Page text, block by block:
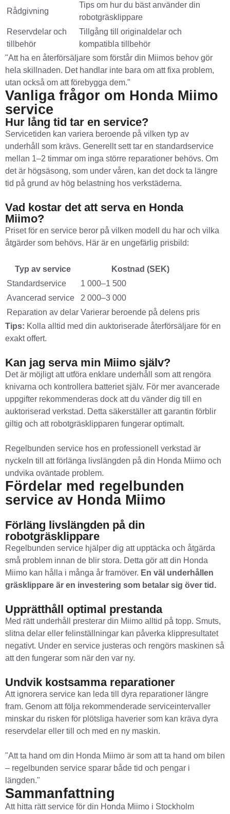
Rådgivning
Tips om hur du bäst använder din
robotgräsklippare
Reservdelar och
tillbehör
Tillgång till originaldelar och
kompatibla tillbehör
"Att ha en återförsäljare som förstår din Miimos behov gör
hela skillnaden. Det handlar inte bara om att fixa problem,
utan också om att förebygga dem."
Vanliga frågor om Honda Miimo
service
Hur lång tid tar en service?
Servicetiden kan variera beroende på vilken typ av
underhåll som krävs. Generellt sett tar en standardservice
mellan 1–2 timmar om inga större reparationer behövs. Om
det är högsäsong, som under våren, kan det dock ta längre
tid på grund av hög belastning hos verkstäderna.
Vad kostar det att serva en Honda
Miimo?
Priset för en service beror på vilken modell du har och vilka
åtgärder som behövs. Här är en ungefärlig prisbild:
Typ av service
Kostnad (SEK)
Standardservice
1 000–1 500
Avancerad service
2 000–3 000
Reparation av delar Varierar beroende på delens pris
Tips: Kolla alltid med din auktoriserade återförsäljare för en
exakt offert.
Kan jag serva min Miimo själv?
Det är möjligt att utföra enklare underhåll som att rengöra
knivarna och kontrollera batteriet själv. För mer avancerade
uppgifter rekommenderas dock att du vänder dig till en
auktoriserad verkstad. Detta säkerställer att garantin förblir
giltig och att robotgräsklipparen fungerar optimalt.
Regelbunden service hos en professionell verkstad är
nyckeln till att förlänga livslängden på din Honda Miimo och
undvika oväntade problem.
Fördelar med regelbunden
service av Honda Miimo
Förläng livslängden på din
robotgräsklippare
Regelbunden service hjälper dig att upptäcka och åtgärda
små problem innan de blir stora. Detta gör att din Honda
Miimo kan hålla i många år framöver. En väl underhållen
gräsklippare är en investering som betalar sig över tid.
Upprätthåll optimal prestanda
Med rätt underhåll presterar din Miimo alltid på topp. Smuts,
slitna delar eller felinställningar kan påverka klippresultatet
negativt. Under en service justeras och rengörs maskinen så
att den fungerar som när den var ny.
Undvik kostsamma reparationer
Att ignorera service kan leda till dyra reparationer längre
fram. Genom att följa rekommenderade serviceintervaller
minskar du risken för plötsliga haverier som kan kräva dyra
reservdelar eller till och med en ny maskin.
"Att ta hand om din Honda Miimo är som att ta hand om bilen
– regelbunden service sparar både tid och pengar i
längden."
Sammanfattning
Att hitta rätt service för din Honda Miimo i Stockholm